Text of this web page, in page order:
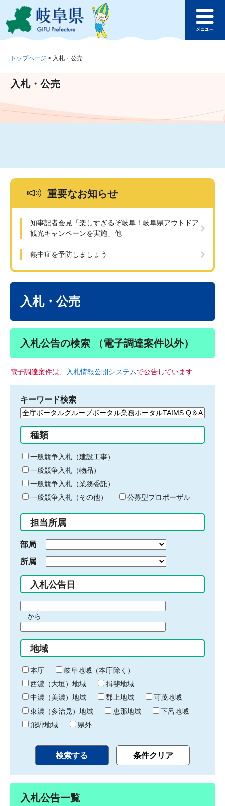
ジ
ュ
文
このページの本文へ
ュ
トップページ > 入札・公売
入札・公売
重要なお知らせ
知事記者会見「楽しすぎるぞ岐阜！岐阜県アウトドア
観光キャンペーンを実施」他
熱中症を予防しましょう
入札・公売
入札公告の検索 （電子調達案件以外）
電子調達案件は、 入札情報公開システムで公告しています
キーワード検索
検
る
キ
ー
ワ
ー
ド
入
力
種類
一般競争入札（建設工事）
一般競争入札（物品）
一般競争入札（業務委託）
一般競争入札（その他）
公募型プロポーザル
担当所属
部局
所属
入札公告日
間
始
り
から
間
終
わ
り
地域
本庁
岐阜地域（本庁除く）
西濃（大垣）地域
揖斐地域
中濃（美濃）地域
郡上地域
可茂地域
東濃（多治見）地域
恵那地域
下呂地域
飛騨地域
県外
入札公告一覧